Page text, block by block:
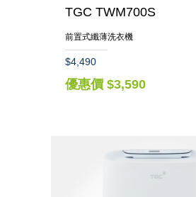
TGC TWM700S
前置式纖薄洗衣機
$4,490
優惠價 $3,590